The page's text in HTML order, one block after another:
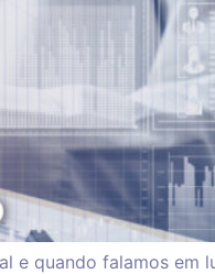
e quando falamos em